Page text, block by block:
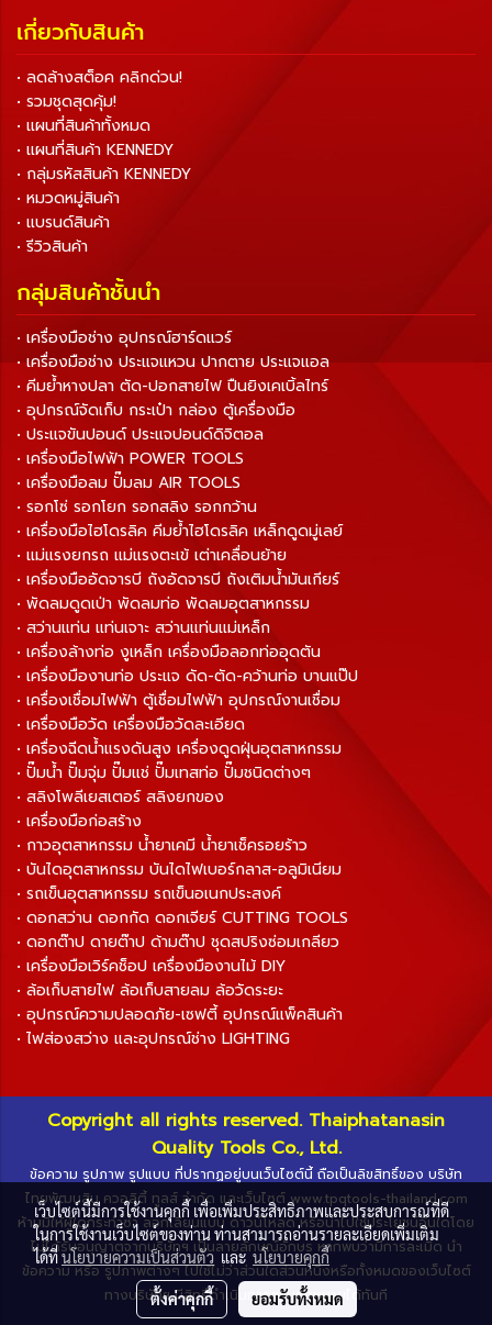
เกี่ยวกับสินค้า
• ลดล้างสต็อค คลิกด่วน!
• รวมชุดสุดคุ้ม!
• แผนที่สินค้าทั้งหมด
• แผนที่สินค้า KENNEDY
• กลุ่มรหัสสินค้า KENNEDY
• หมวดหมู่สินค้า
• แบรนด์สินค้า
• รีวิวสินค้า
กลุ่มสินค้าชั้นนำ
• เครื่องมือช่าง อุปกรณ์ฮาร์ดแวร์
• เครื่องมือช่าง ประแจแหวน ปากตาย ประแจแอล
• คีมย้ำหางปลา ตัด-ปอกสายไฟ ปืนยิงเคเบิ้ลไทร์
• อุปกรณ์จัดเก็บ กระเป๋า กล่อง ตู้เครื่องมือ
• ประแจขันปอนด์ ประแจปอนด์ดิจิตอล
• เครื่องมือไฟฟ้า POWER TOOLS
• เครื่องมือลม ปั๊มลม AIR TOOLS
• รอกโซ่ รอกโยก รอกสลิง รอกกว้าน
• เครื่องมือไฮโดรลิค คีมย้ำไฮโดรลิค เหล็กดูดมู่เลย์
• แม่แรงยกรถ แม่แรงตะเข้ เต่าเคลื่อนย้าย
• เครื่องมืออัดจารบี ถังอัดจารบี ถังเติมน้ำมันเกียร์
• พัดลมดูดเป่า พัดลมท่อ พัดลมอุตสาหกรรม
• สว่านแท่น แท่นเจาะ สว่านแท่นแม่เหล็ก
• เครื่องล้างท่อ งูเหล็ก เครื่องมือลอกท่ออุดตัน
• เครื่องมืองานท่อ ประแจ ดัด-ตัด-คว้านท่อ บานแป๊ป
• เครื่องเชื่อมไฟฟ้า ตู้เชื่อมไฟฟ้า อุปกรณ์งานเชื่อม
• เครื่องมือวัด เครื่องมือวัดละเอียด
• เครื่องฉีดน้ำแรงดันสูง เครื่องดูดฝุ่นอุตสาหกรรม
• ปั๊มน้ำ ปั๊มจุ่ม ปั๊มแช่ ปั๊มเทสท่อ ปั๊มชนิดต่างๆ
• สลิงโพลีเยสเตอร์ สลิงยกของ
• เครื่องมือก่อสร้าง
• กาวอุตสาหกรรม น้ำยาเคมี น้ำยาเช็ครอยร้าว
• บันไดอุตสาหกรรม บันไดไฟเบอร์กลาส-อลูมิเนียม
• รถเข็นอุตสาหกรรม รถเข็นอเนกประสงค์
• ดอกสว่าน ดอกกัด ดอกเจียร์ CUTTING TOOLS
• ดอกต๊าป ดายต๊าป ด้ามต๊าป ชุดสปริงซ่อมเกลียว
• เครื่องมือเวิร์คช็อป เครื่องมืองานไม้ DIY
• ล้อเก็บสายไฟ ล้อเก็บสายลม ล้อวัดระยะ
• อุปกรณ์ความปลอดภัย-เซฟตี้ อุปกรณ์แพ็คสินค้า
• ไฟส่องสว่าง และอุปกรณ์ช่าง LIGHTING
Copyright all rights reserved. Thaiphatanasin
Quality Tools Co., Ltd.
ข้อความ รูปภาพ รูปแบบ ที่ปรากฏอยู่บนเว็บไซต์นี้ ถือเป็นลิขสิทธิ์ของ บริษัท
ไทยพัฒนสิน ควอลิตี้ ทูลส์ จำกัด และเว็บไซต์ www.tpqtools-thailand.com
ห้ามมิให้ผู้ใดกระทำซ้ำ ลอกเลียนแบบ ดาวน์โหลด หรือนำไปใช้ประโยชน์อื่นใดโดย
ไม่ได้รับอนุญาตจากบริษัทฯ เป็นลายลักษณ์อักษร หากพบว่ามีการละเมิด นำ
ข้อความ หรือ รูปภาพต่างๆ ไปใช้ไม่ว่าส่วนใดส่วนหนึ่งหรือทั้งหมดของเว็บไซต์
ทางบริษัทฯ มีสิทธิ์ดำเนินการตามกฎหมายได้ทันที
เว็บไซต์นี้มีการใช้งานคุกกี้ เพื่อเพิ่มประสิทธิภาพและประสบการณ์ที่ดี
ในการใช้งานเว็บไซต์ของท่าน ท่านสามารถอ่านรายละเอียดเพิ่มเติม
ได้ที่นโยบายความเป็นส่วนตัวและนโยบายคุกกี้
ตั้งค่าคุกกี้ ยอมรับทั้งหมด